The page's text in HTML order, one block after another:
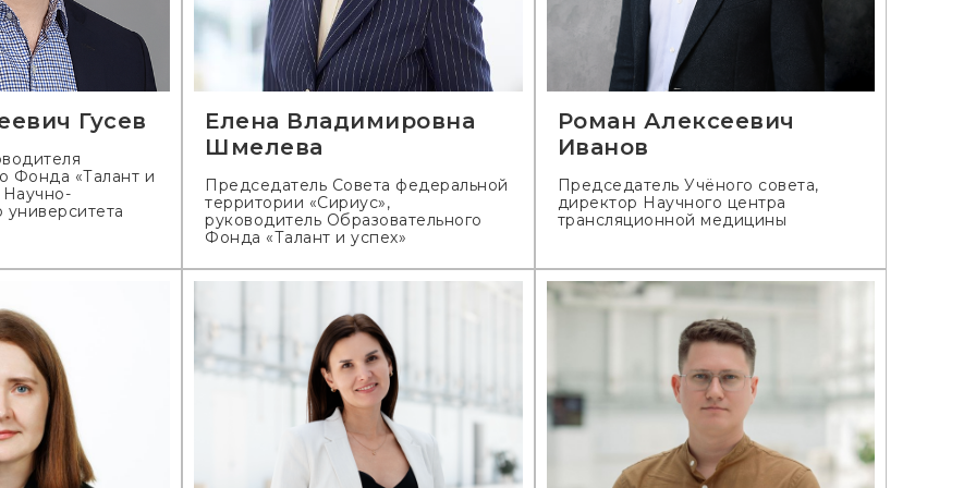
Гусев
Фонда «Талант и
Научно-
университета
Елена Владимировна
Шмелева
Председатель Совета федеральной
территории «Сириус»,
руководитель Образовательного
Фонда «Талант и успех»
Роман Алексеевич
Иванов
Председатель Учёного совета,
директор Научного центра
трансляционной медицины